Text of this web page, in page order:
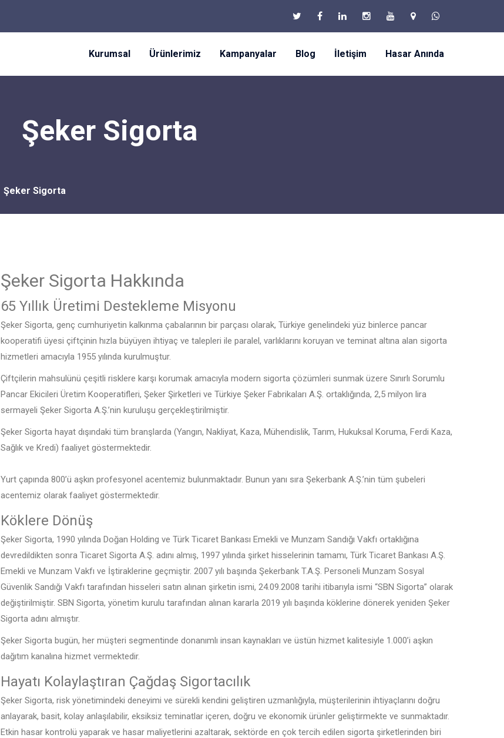
Kurumsal Ürünlerimiz Kampanyalar Blog İletişim Hasar Anında
Şeker Sigorta
Şeker Sigorta
Şeker Sigorta Hakkında
65 Yıllık Üretimi Destekleme Misyonu
Şeker Sigorta, genç cumhuriyetin kalkınma çabalarının bir parçası olarak, Türkiye genelindeki yüz binlerce pancar
kooperatifi üyesi çiftçinin hızla büyüyen ihtiyaç ve talepleri ile paralel, varlıklarını koruyan ve teminat altına alan sigorta
hizmetleri amacıyla 1955 yılında kurulmuştur.
Çiftçilerin mahsulünü çeşitli risklere karşı korumak amacıyla modern sigorta çözümleri sunmak üzere Sınırlı Sorumlu
Pancar Ekicileri Üretim Kooperatifleri, Şeker Şirketleri ve Türkiye Şeker Fabrikaları A.Ş. ortaklığında, 2,5 milyon lira
sermayeli Şeker Sigorta A.Ş.’nin kuruluşu gerçekleştirilmiştir.
Şeker Sigorta hayat dışındaki tüm branşlarda (Yangın, Nakliyat, Kaza, Mühendislik, Tarım, Hukuksal Koruma, Ferdi Kaza,
Sağlık ve Kredi) faaliyet göstermektedir.
Yurt çapında 800’ü aşkın profesyonel acentemiz bulunmaktadır. Bunun yanı sıra Şekerbank A.Ş.’nin tüm şubeleri
acentemiz olarak faaliyet göstermektedir.
Köklere Dönüş
Şeker Sigorta, 1990 yılında Doğan Holding ve Türk Ticaret Bankası Emekli ve Munzam Sandığı Vakfı ortaklığına
devredildikten sonra Ticaret Sigorta A.Ş. adını almış, 1997 yılında şirket hisselerinin tamamı, Türk Ticaret Bankası A.Ş.
Emekli ve Munzam Vakfı ve İştiraklerine geçmiştir. 2007 yılı başında Şekerbank T.A.Ş. Personeli Munzam Sosyal
Güvenlik Sandığı Vakfı tarafından hisseleri satın alınan şirketin ismi, 24.09.2008 tarihi itibarıyla ismi “SBN Sigorta” olarak
değiştirilmiştir. SBN Sigorta, yönetim kurulu tarafından alınan kararla 2019 yılı başında köklerine dönerek yeniden Şeker
Sigorta adını almıştır.
Şeker Sigorta bugün, her müşteri segmentinde donanımlı insan kaynakları ve üstün hizmet kalitesiyle 1.000’i aşkın
dağıtım kanalına hizmet vermektedir.
Hayatı Kolaylaştıran Çağdaş Sigortacılık
Şeker Sigorta, risk yönetimindeki deneyimi ve sürekli kendini geliştiren uzmanlığıyla, müşterilerinin ihtiyaçlarını doğru
anlayarak, basit, kolay anlaşılabilir, eksiksiz teminatlar içeren, doğru ve ekonomik ürünler geliştirmekte ve sunmaktadır.
Etkin hasar kontrolü yaparak ve hasar maliyetlerini azaltarak, sektörde en çok tercih edilen sigorta şirketlerinden biri